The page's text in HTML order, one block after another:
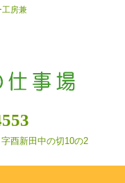
房兼
酉新田中の切10の2